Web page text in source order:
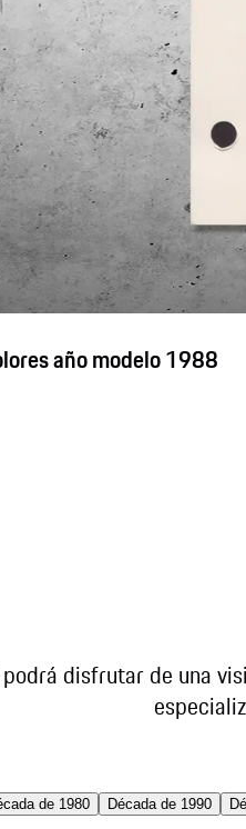
año modelo 1988
disfrutar de una
de 1980 Década de 1990